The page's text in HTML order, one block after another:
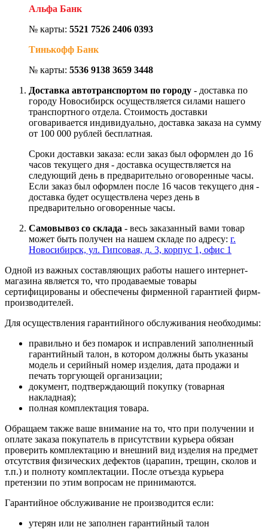
Альфа Банк
№ карты: 5521 7526 2406 0393
Тинькофф Банк
№ карты: 5536 9138 3659 3448
Доставка автотранспортом по городу - доставка по
городу Новосибирск осуществляется силами нашего
транспортного отдела. Стоимость доставки
оговаривается индивидуально, доставка заказа на сумму
от 100 000 рублей бесплатная.
Сроки доставки заказа: если заказ был оформлен до 16
часов текущего дня - доставка осуществляется на
следующий день в предварительно оговоренные часы.
Если заказ был оформлен после 16 часов текущего дня -
доставка будет осуществлена через день в
предварительно оговоренные часы.
Самовывоз со склада - весь заказанный вами товар
может быть получен на нашем складе по адресу: г.
Новосибирск, ул. Гипсовая, д. 3, корпус 1, офис 1
Одной из важных составляющих работы нашего интернет-
магазина является то, что продаваемые товары
сертифицированы и обеспечены фирменной гарантией фирм-
производителей.
Для осуществления гарантийного обслуживания необходимы:
правильно и без помарок и исправлений заполненный
гарантийный талон, в котором должны быть указаны
модель и серийный номер изделия, дата продажи и
печать торгующей организации;
документ, подтверждающий покупку (товарная
накладная);
полная комплектация товара.
Обращаем также ваше внимание на то, что при получении и
оплате заказа покупатель в присутствии курьера обязан
проверить комплектацию и внешний вид изделия на предмет
отсутствия физических дефектов (царапин, трещин, сколов и
т.п.) и полноту комплектации. После отъезда курьера
претензии по этим вопросам не принимаются.
Гарантийное обслуживание не производится если:
утерян или не заполнен гарантийный талон